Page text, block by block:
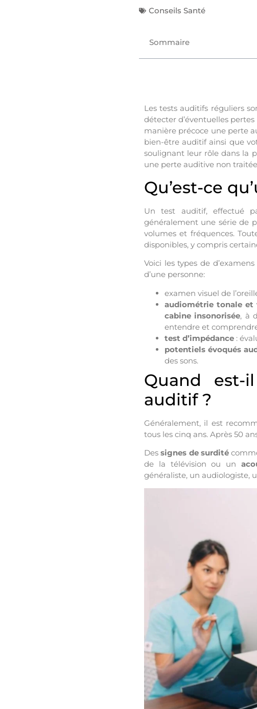
Conseils Santé
Sommaire
Les tests auditifs réguliers
détecter d’éventuelles
manière précoce une perte
bien-être auditif ainsi que
soulignant leur rôle dans la
une perte auditive non
Qu’est-ce
Un test auditif, effectué
généralement une série de
volumes et fréquences.
disponibles, y compris
Voici les types de
d’une personne:
examen visuel de
audiométrie tonale et
cabine insonorisée, à
entendre et
test d’impédance :
potentiels évoqués
des sons.
Quand
auditif ?
Généralement, il est
tous les cinq ans. Après 50
Dessignes de surdité
de la télévision ou un
généraliste, un audiologiste,